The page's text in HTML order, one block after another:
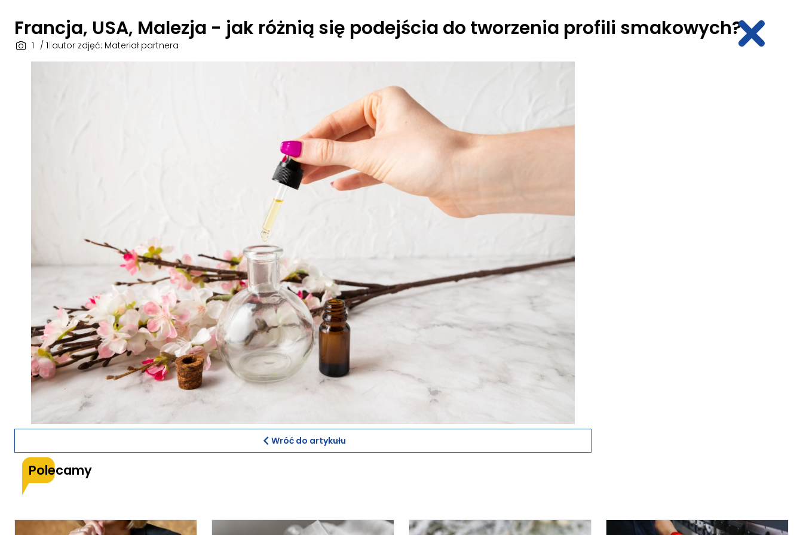
Francja, USA, Malezja - jak różnią się podejścia do tworzenia profili smakowych?
1 / 1 autor zdjęć: Materiał partnera
Wróć do artykułu
Polecamy